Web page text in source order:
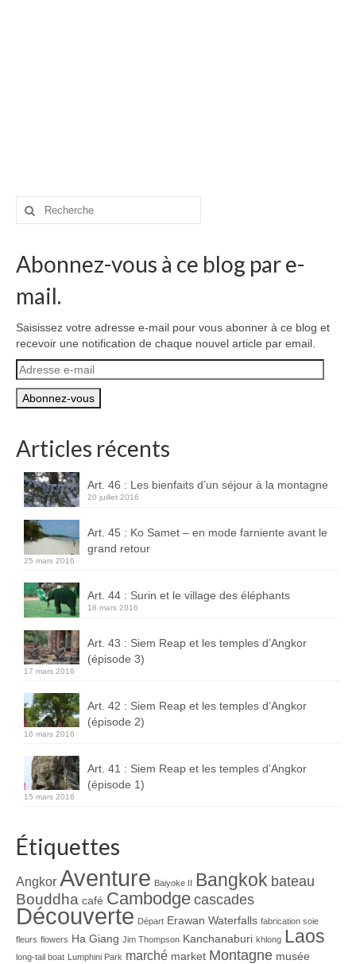
Rechercher
Abonnez-vous à ce blog par e-
mail.
Saisissez votre adresse e-mail pour vous abonner à ce blog et
recevoir une notification de chaque nouvel article par email.
Adresse
e-
mail
Articles récents
Art. 46 : Les bienfaits d’un séjour à la montagne
20 juillet 2016
Art. 45 : Ko Samet – en mode farniente avant le
grand retour
25 mars 2016
Art. 44 : Surin et le village des éléphants
18 mars 2016
Art. 43 : Siem Reap et les temples d’Angkor
(épisode 3)
17 mars 2016
Art. 42 : Siem Reap et les temples d’Angkor
(épisode 2)
16 mars 2016
Art. 41 : Siem Reap et les temples d’Angkor
(épisode 1)
15 mars 2016
Étiquettes
Angkor Aventure Baiyoke II Bangkok bateau
Bouddha café Cambodge cascades
Découverte Départ Erawan Waterfalls fabrication soie
fleurs flowers Ha Giang Jim Thompson Kanchanaburi khlong Laos
long-tail boat Lumphini Park marché market Montagne musée